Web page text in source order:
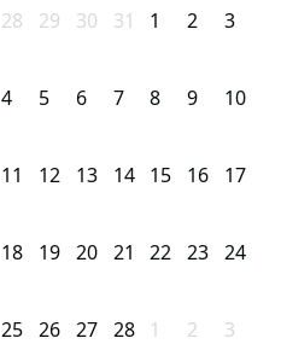
28 29 30 31 1 2 3
4 5 6 7 8 9 10
11 12 13 14 15 16 17
18 19 20 21 22 23 24
25 26 27 28 1 2 3